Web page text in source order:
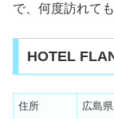
で、何度訪れて
HOTEL
住所 広島